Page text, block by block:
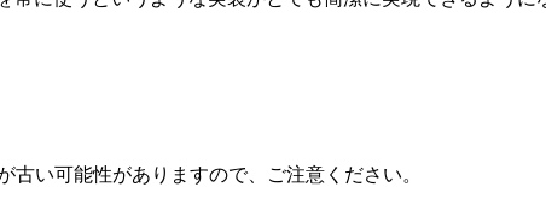
い可能性がありますので、ご注意ください。